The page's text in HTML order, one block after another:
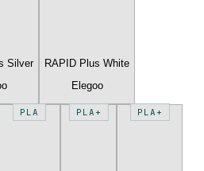
Silver
RAPID Plus White
Elegoo
PLA PLA+ PLA+